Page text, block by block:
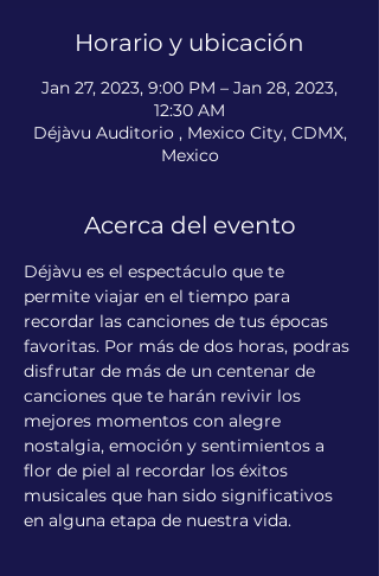
Horario y ubicación
Jan 27, 2023, 9:00 PM – Jan 28, 2023,
12:30 AM
Déjàvu Auditorio , Mexico City, CDMX,
Mexico
Acerca del evento
Déjàvu es el espectáculo que te
permite viajar en el tiempo para
recordar las canciones de tus épocas
favoritas. Por más de dos horas, podras
disfrutar de más de un centenar de
canciones que te harán revivir los
mejores momentos con alegre
nostalgia, emoción y sentimientos a
flor de piel al recordar los éxitos
musicales que han sido significativos
en alguna etapa de nuestra vida.